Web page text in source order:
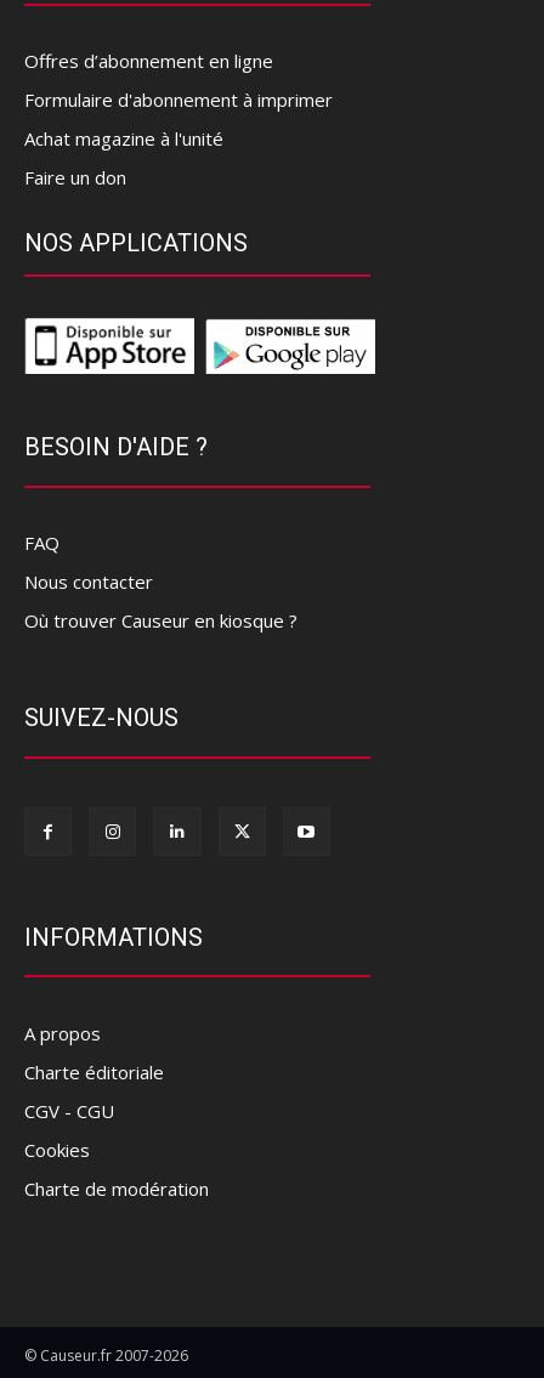
Offres d’abonnement en ligne
Formulaire d'abonnement à imprimer
Achat magazine à l'unité
Faire un don
NOS APPLICATIONS
BESOIN D'AIDE ?
FAQ
Nous contacter
Où trouver Causeur en kiosque ?
SUIVEZ-NOUS
INFORMATIONS
A propos
Charte éditoriale
CGV - CGU
Cookies
Charte de modération
© Causeur.fr 2007-2026